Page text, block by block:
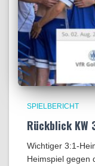
SPIELBERICHT
Rückblick KW
Wichtiger 3:1-
Heimspiel gegen